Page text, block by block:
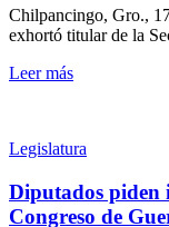
Chilpancingo, Gro.,
exhortó titular de la
Leer más
Legislatura
Diputados piden
Congreso de